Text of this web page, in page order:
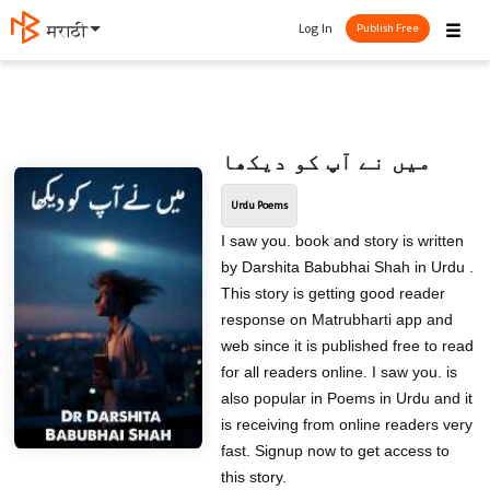
मराठी ☰
Log In Publish Free
میں نے آپ کو دیکھا
Urdu Poems
I saw you. book and story is written
by Darshita Babubhai Shah in Urdu .
This story is getting good reader
response on Matrubharti app and
web since it is published free to read
for all readers online. I saw you. is
also popular in Poems in Urdu and it
is receiving from online readers very
fast. Signup now to get access to
this story.